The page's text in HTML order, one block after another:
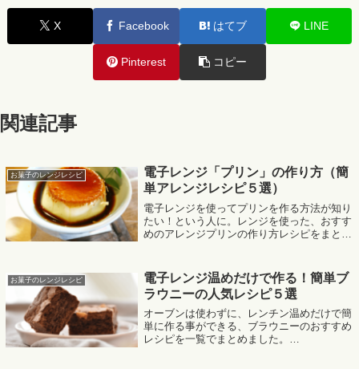
X Facebook はてブ LINE
Pinterest コピー
関連記事
お菓子のレンジレシピ
電子レンジ「プリン」の作り方（簡
単アレンジレシピ５選）
電子レンジを使ってプリンを作る方法が知り
たい！という人に。レンジを使った、おすす
めのアレンジプリンの作り方レシピをまとめ
お菓子のレンジレシピ
電子レンジ温めだけで作る！簡単ブ
ラウニーの人気レシピ５選
オーブンは使わずに、レンチン温めだけで簡
単に作る事ができる、ブラウニーのおすすめ
レシピを一覧でまとめました。